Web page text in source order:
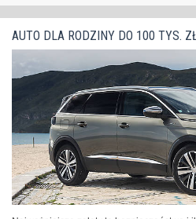
AUTO DLA RODZINY DO 100 TYS.